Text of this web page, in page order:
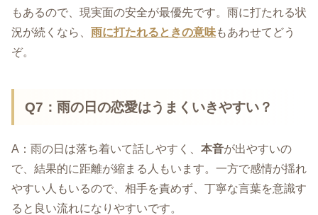
もあるので、現実面の安全が最優先です。雨に打たれる状
況が続くなら、 雨に打たれるときの意味もあわせてどう
ぞ。
Q7：雨の日の恋愛はうまくいきやすい？
A：雨の日は落ち着いて話しやすく、 本音が出やすいの
で、結果的に距離が縮まる人もいます。一方で感情が揺れ
やすい人もいるので、相手を責めず、丁寧な言葉を意識す
ると良い流れになりやすいです。